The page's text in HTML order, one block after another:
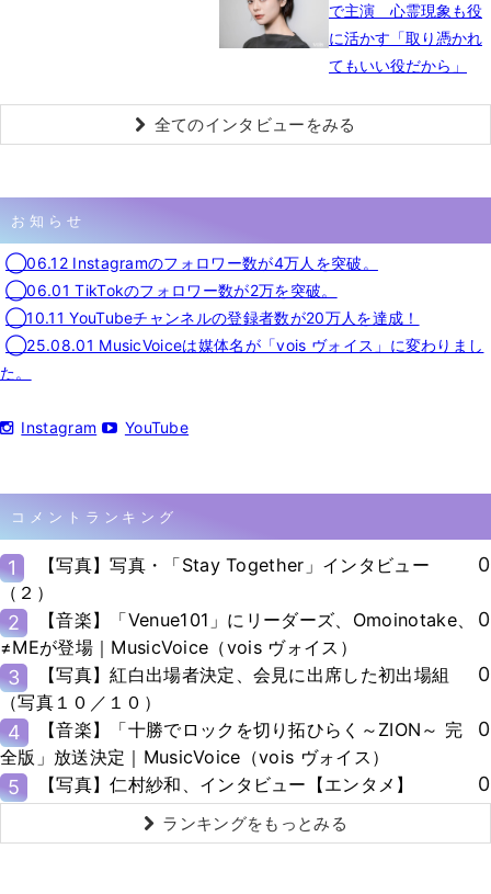
で主演 心霊現象も役
に活かす「取り憑かれ
てもいい役だから」
全てのインタビューをみる
お知らせ
◯06.12 Instagramのフォロワー数が4万人を突破。
◯06.01 TikTokのフォロワー数が2万を突破。
◯10.11 YouTubeチャンネルの登録者数が20万人を達成！
◯25.08.01 MusicVoiceは媒体名が「vois ヴォイス」に変わりまし
た。
Instagram YouTube
コメントランキング
1
【写真】写真・「Stay Together」インタビュー
（２）
0
2
【音楽】「Venue101」にリーダーズ、Omoinotake、
≠MEが登場｜MusicVoice（vois ヴォイス）
0
3
【写真】紅白出場者決定、会見に出席した初出場組
（写真１０／１０）
0
4
【音楽】「十勝でロックを切り拓ひらく～ZION～ 完
全版」放送決定｜MusicVoice（vois ヴォイス）
0
5 【写真】仁村紗和、インタビュー【エンタメ】 0
ランキングをもっとみる